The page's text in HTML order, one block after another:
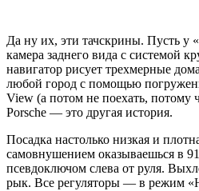
Да ну их, эти тачскрины. Пусть у
камера заднего вида с системой
навигатор рисует трехмерные
любой город с помощью
View (а потом не поехать, потому
Porsche — это другая история.
Посадка настолько низкая и
самовнушением оказываешься в
псевдоключом слева от руля.
рык. Все регуляторы — в режим